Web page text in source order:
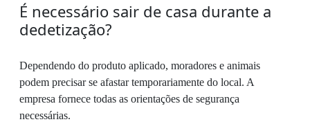
É necessário sair de casa durante a
dedetização?
Dependendo do produto aplicado, moradores e animais
podem precisar se afastar temporariamente do local. A
empresa fornece todas as orientações de segurança
necessárias.